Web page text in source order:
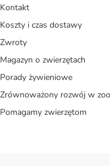
Kontakt
Koszty i czas dostawy
Zwroty
Magazyn o zwierzętach
Porady żywieniowe
Zrównoważony rozwój w
Pomagamy zwierzętom